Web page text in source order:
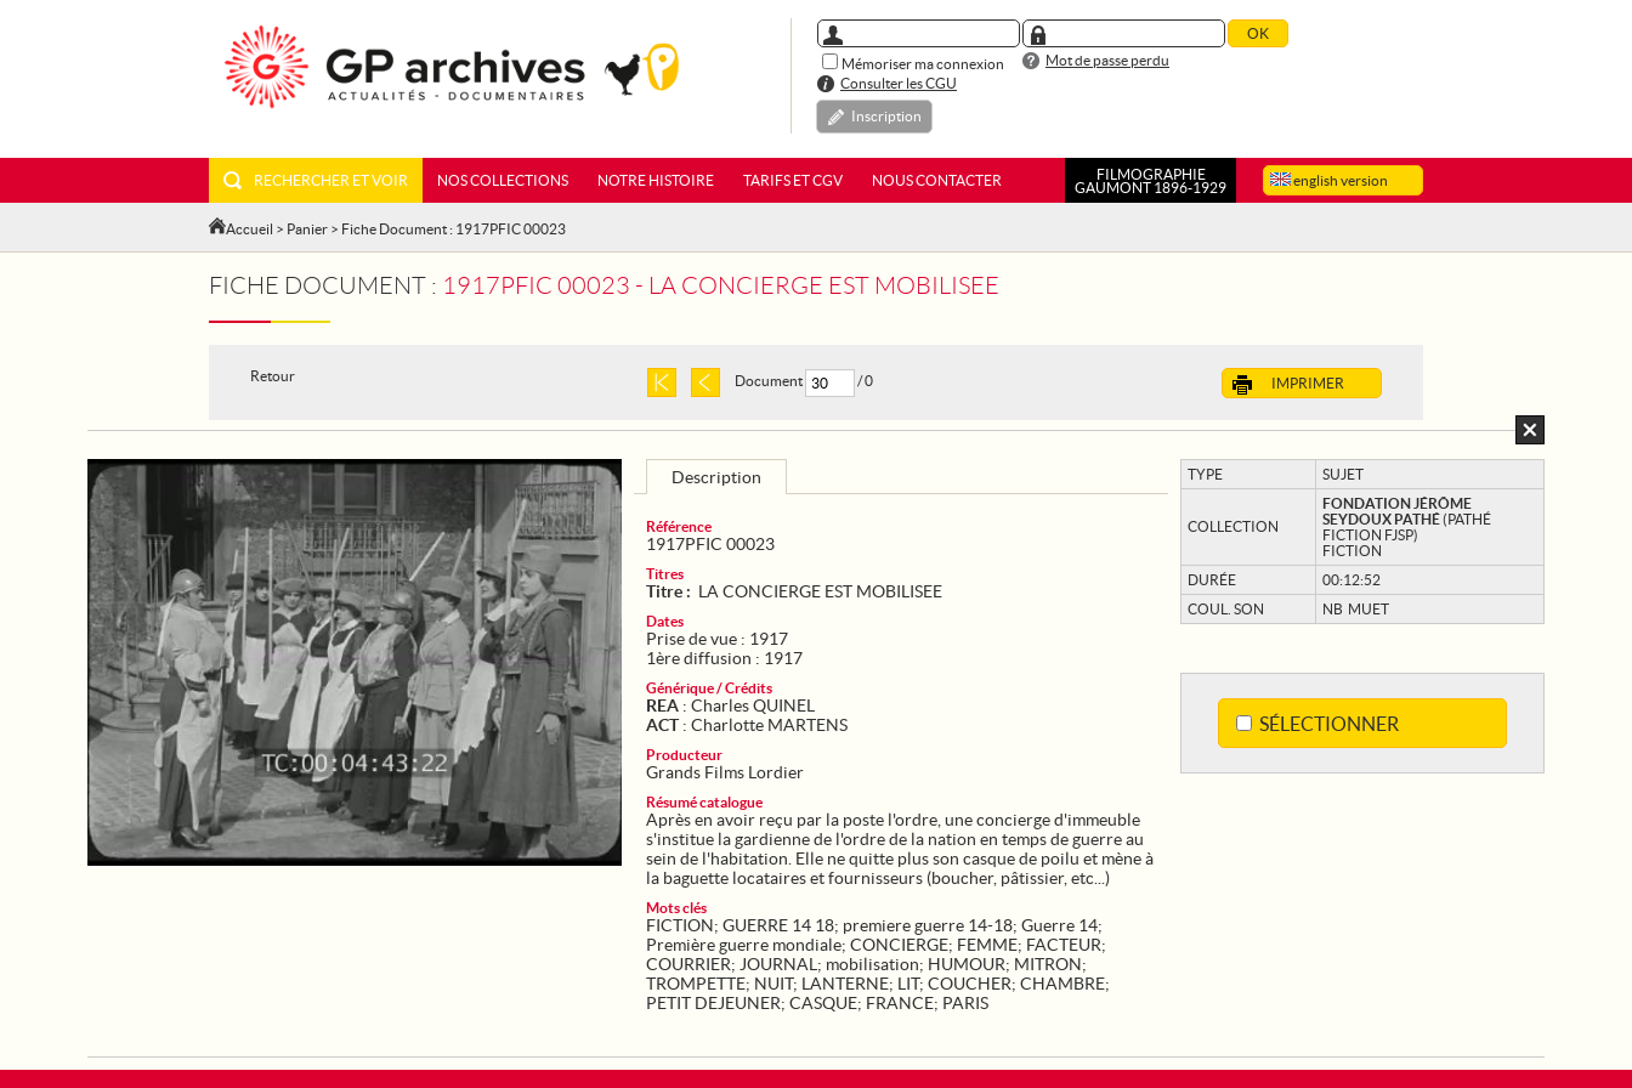
Mémoriser ma connexion
Mot de passe perdu
Consulter les CGU
Inscription
english version
RECHERCHER ET VOIR NOS COLLECTIONS NOTRE HISTOIRE TARIFS ET CGV NOUS CONTACTER
FILMOGRAPHIE
GAUMONT 1896-1929
Accueil > Panier > Fiche Document : 1917PFIC 00023
FICHE DOCUMENT : 1917PFIC 00023 - LA CONCIERGE EST MOBILISEE
Retour IMPRIMER
Document / 0
TYPE SUJET
COLLECTION
FONDATION JÉRÔME
SEYDOUX PATHÉ(PATHÉ
FICTION FJSP)
FICTION
DURÉE
00:12:52
COUL. SON
NB MUET
SÉLECTIONNER
Description
Référence
1917PFIC 00023
Titres
Titre : LA CONCIERGE EST MOBILISEE
Dates
Prise de vue : 1917
1ère diffusion : 1917
Générique / Crédits
REA : Charles QUINEL
ACT: Charlotte MARTENS
Producteur
Grands Films Lordier
Résumé catalogue
Après en avoir reçu par la poste l'ordre, une concierge d'immeuble
s'institue la gardienne de l'ordre de la nation en temps de guerre au
sein de l'habitation. Elle ne quitte plus son casque de poilu et mène à
la baguette locataires et fournisseurs (boucher, pâtissier, etc...)
Mots clés
FICTION; GUERRE 14 18; premiere guerre 14-18; Guerre 14;
Première guerre mondiale; CONCIERGE; FEMME; FACTEUR;
COURRIER; JOURNAL ; mobilisation; HUMOUR; MITRON;
TROMPETTE; NUIT; LANTERNE; LIT; COUCHER; CHAMBRE;
PETIT DEJEUNER; CASQUE; FRANCE; PARIS